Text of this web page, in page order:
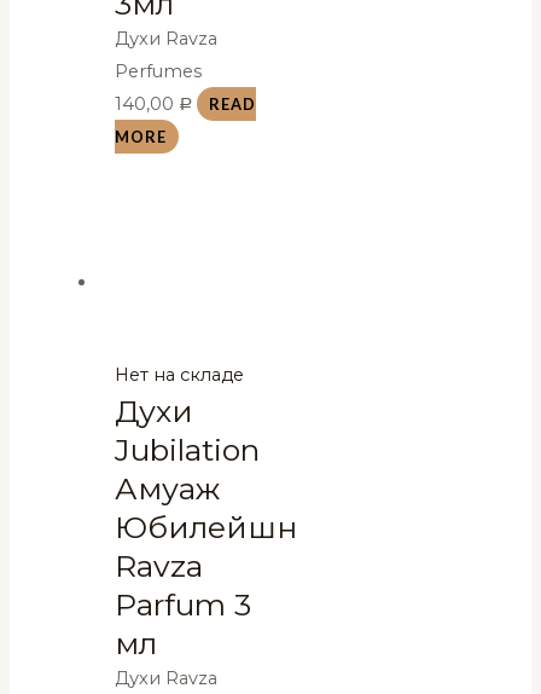
Духи Ravza
Perfumes
140,00 Р
READ
MORE
Нет на складе
Духи
Jubilation
Амуаж
Юбилейшн
Ravza
Parfum 3
мл
Духи Ravza